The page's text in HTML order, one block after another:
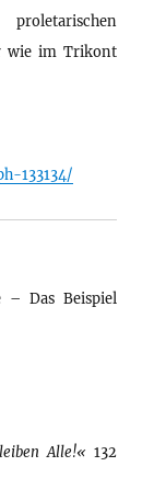
wie im Trikont
133134/
– Das Beispiel
Alle!« 132